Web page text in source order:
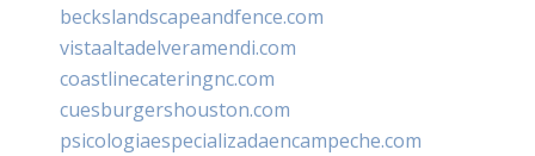
beckslandscapeandfence.com
vistaaltadelveramendi.com
coastlinecateringnc.com
cuesburgershouston.com
psicologiaespecializadaencampeche.com